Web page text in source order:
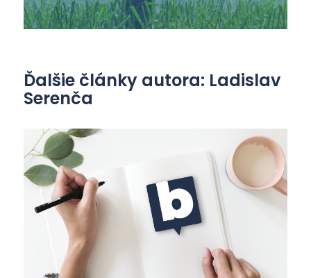
Ďalšie články autora: Ladislav
Serenča